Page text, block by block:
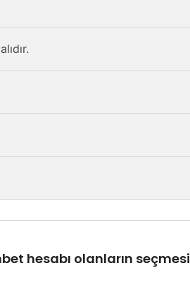
hesabı olanların seçmesi